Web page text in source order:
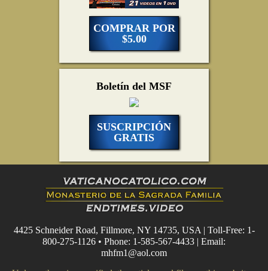
COMPRAR POR
$5.00
Boletín del MSF
SUSCRIPCIÓN
GRATIS
4425 Schneider Road, Fillmore, NY 14735, USA | Toll-Free: 1-
800-275-1126 • Phone: 1-585-567-4433 | Email:
mhfm1@aol.com